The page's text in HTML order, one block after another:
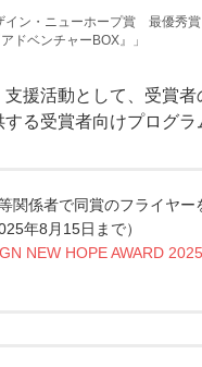
イン・ニューホープ賞 最優秀
ドベンチャーBOX』」
支援活動として、受賞
る受賞者向けプログラ
関係者で同賞のフライヤ
年8月15日まで）
NEW HOPE AWARD